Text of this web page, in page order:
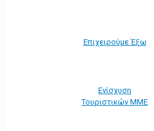
Επιχειρούμε Έξω
Ενίσχυση
Τουριστικών ΜΜΕ